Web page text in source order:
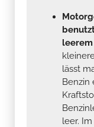
lässt
Benzin
leer.